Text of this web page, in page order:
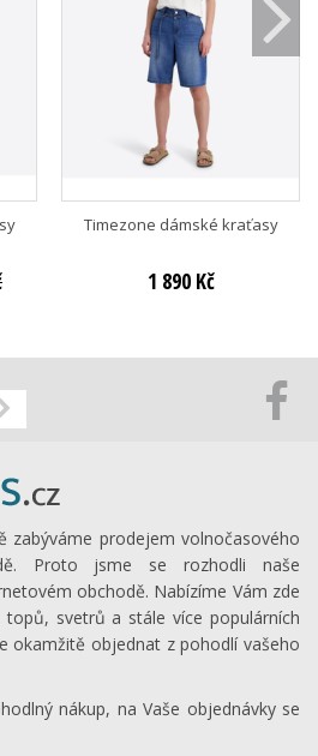
Timezone dámské kraťasy
1 890 Kč
zabýváme prodejem volnočasového
Proto jsme se rozhodli naše
obchodě. Nabízíme Vám zde
svetrů a stále více populárních
okamžitě objednat z pohodlí vašeho
nákup, na Vaše objednávky se